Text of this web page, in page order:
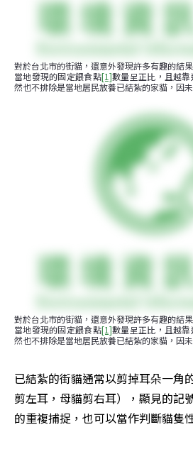
對於台北市的街貓，還意外發現許多有趣的結
當地發現的固定餵食點[1]數量呈正比，且越
然也不排除是當地居民放養已結紮的家貓，因
對於台北市的街貓，還意外發現許多有趣的結
當地發現的固定餵食點[1]數量呈正比，且越
然也不排除是當地居民放養已結紮的家貓，因
已結紮的街貓通常以剪掉耳朵一角
剪左耳，母貓剪右耳），顯見的記
的重複捕捉，也可以當作判斷貓隻